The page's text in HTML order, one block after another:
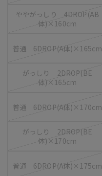
ややがっしり 4DROP(AB
体)×160cm
普通 6DROP(A体)×165cm
がっしり 2DROP(BE
体)×165cm
普通 6DROP(A体)×170cm
がっしり 2DROP(BE
体)×170cm
普通 6DROP(A体)×175cm